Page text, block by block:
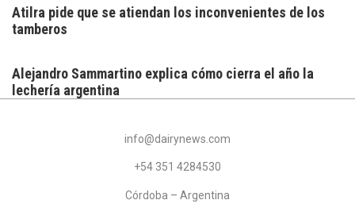
Atilra pide que se atiendan los inconvenientes de los
tamberos
Alejandro Sammartino explica cómo cierra el año la
lechería argentina
info@dairynews.com
+54 351 4284530
Córdoba – Argentina